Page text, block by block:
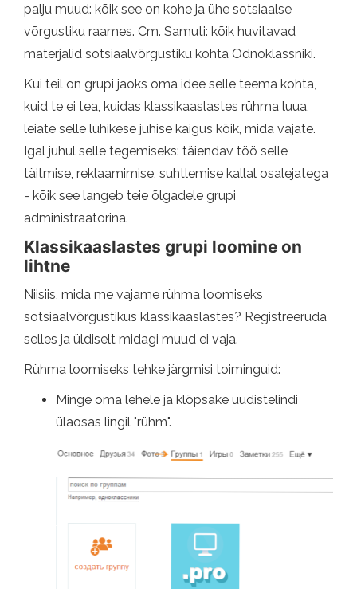
palju muud: kõik see on kohe ja ühe sotsiaalse
võrgustiku raames. Cm. Samuti: kõik huvitavad
materjalid sotsiaalvõrgustiku kohta Odnoklassniki.
Kui teil on grupi jaoks oma idee selle teema kohta,
kuid te ei tea, kuidas klassikaaslastes rühma luua,
leiate selle lühikese juhise käigus kõik, mida vajate.
Igal juhul selle tegemiseks: täiendav töö selle
täitmise, reklaamimise, suhtlemise kallal osalejatega
- kõik see langeb teie õlgadele grupi
administraatorina.
Klassikaaslastes grupi loomine on
lihtne
Niisiis, mida me vajame rühma loomiseks
sotsiaalvõrgustikus klassikaaslastes? Registreeruda
selles ja üldiselt midagi muud ei vaja.
Rühma loomiseks tehke järgmisi toiminguid:
Minge oma lehele ja klõpsake uudistelindi
ülaosas lingil "rühm".